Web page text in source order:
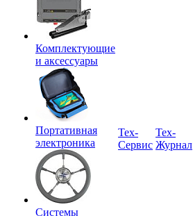
Комплектующие
и аксессуары
Портативная
электроника
Системы
Tex-
Сервис
Тех-
Журнал